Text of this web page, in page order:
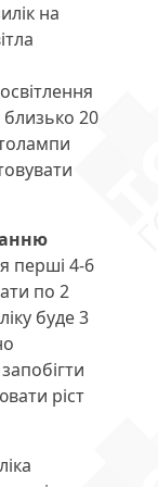
на
близько 20
перші 4-6
по 2
буде 3
ріст